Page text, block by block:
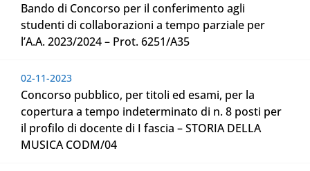
Bando di Concorso per il conferimento agli
studenti di collaborazioni a tempo parziale per
l’A.A. 2023/2024 – Prot. 6251/A35
02-11-2023
Concorso pubblico, per titoli ed esami, per la
copertura a tempo indeterminato di n. 8 posti per
il profilo di docente di I fascia – STORIA DELLA
MUSICA CODM/04